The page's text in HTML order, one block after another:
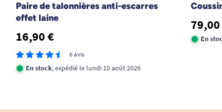
Paire de talonnières anti-escarres
effet laine
16,90 €
6 avis
En stock, expédié le lundi 10 août 2026
En